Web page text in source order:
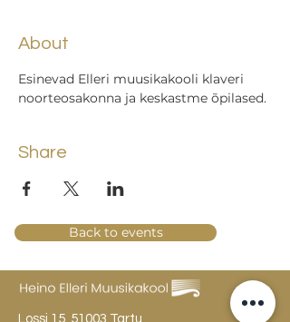
About
Esinevad Elleri muusikakooli klaveri
noorteosakonna ja keskastme õpilased.
Share
Back to events
Lossi 15, 51003 Tartu